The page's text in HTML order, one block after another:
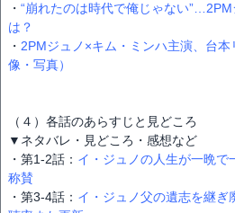
・ “崩れたのは時代で俺じゃない”…2PM
は？
・ 2PMジュノ×キム・ミンハ主演、台
像・写真）
（４）各話のあらすじと見どころ
▼ネタバレ・見どころ・感想など
・第1-2話： イ・ジュノの人生が一晩で
称賛
・第3-4話： イ・ジュノ父の遺志を継